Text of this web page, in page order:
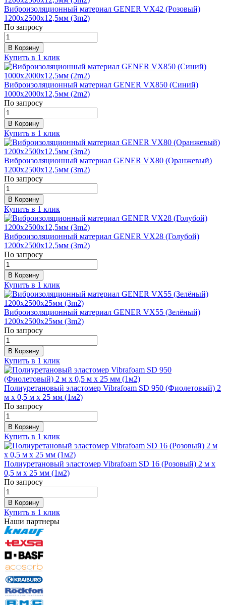
Виброизоляционный материал GENER VX42 (Розовый)
1200х2500х12,5мм (3m2)
По запросу
В Корзину
Купить в 1 клик
Виброизоляционный материал GENER VX850 (Синий)
1000х2000х12,5мм (2m2)
По запросу
В Корзину
Купить в 1 клик
Виброизоляционный материал GENER VX80 (Оранжевый)
1200х2500х12,5мм (3m2)
По запросу
В Корзину
Купить в 1 клик
Виброизоляционный материал GENER VX28 (Голубой)
1200х2500х12,5мм (3m2)
По запросу
В Корзину
Купить в 1 клик
Виброизоляционный материал GENER VX55 (Зелёный)
1200х2500х25мм (3m2)
По запросу
В Корзину
Купить в 1 клик
Полиуретановый эластомер Vibrafoam SD 950 (Фиолетовый) 2
м х 0,5 м х 25 мм (1м2)
По запросу
В Корзину
Купить в 1 клик
Полиуретановый эластомер Vibrafoam SD 16 (Розовый) 2 м х
0,5 м х 25 мм (1м2)
По запросу
В Корзину
Купить в 1 клик
Наши партнеры